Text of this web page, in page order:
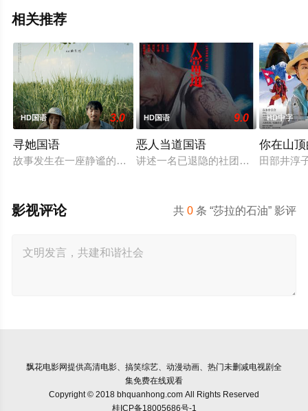
相关推荐
HD国语 3.0
寻她国语
故事发生在一座静谧的南方蔗村，齐齐整整的陈凤娣（舒淇 饰
HD国语 9.0
恶人当道国语
讲述一名已退隐的社团老大，因一群
HD中字
你在山
田部井淳
共0 条 “莎拉的石油” 影评
影视评论
飘花电影网提供高清电影、搞笑综艺、动漫动画、热门未删减电视剧全
集免费在线观看
Copyright © 2018 bhquanhong.com All Rights Reserved
桂ICP备18005686号-1